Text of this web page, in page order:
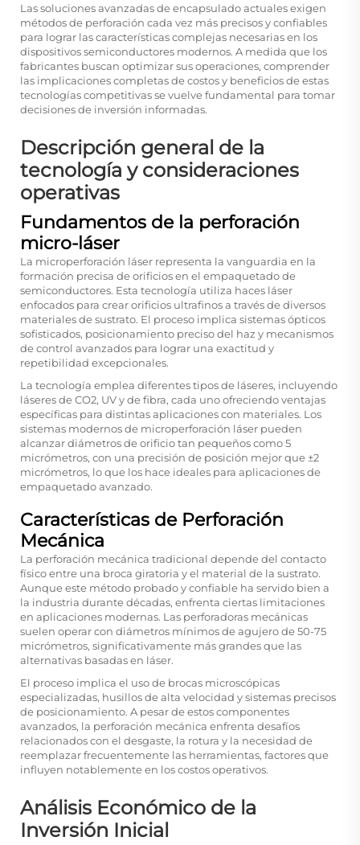
Las soluciones avanzadas de encapsulado actuales exigen
métodos de perforación cada vez más precisos y confiables
para lograr las características complejas necesarias en los
dispositivos semiconductores modernos. A medida que los
fabricantes buscan optimizar sus operaciones, comprender
las implicaciones completas de costos y beneficios de estas
tecnologías competitivas se vuelve fundamental para tomar
decisiones de inversión informadas.
Descripción general de la
tecnología y consideraciones
operativas
Fundamentos de la perforación
micro-láser
La microperforación láser representa la vanguardia en la
formación precisa de orificios en el empaquetado de
semiconductores. Esta tecnología utiliza haces láser
enfocados para crear orificios ultrafinos a través de diversos
materiales de sustrato. El proceso implica sistemas ópticos
sofisticados, posicionamiento preciso del haz y mecanismos
de control avanzados para lograr una exactitud y
repetibilidad excepcionales.
La tecnología emplea diferentes tipos de láseres, incluyendo
láseres de CO2, UV y de fibra, cada uno ofreciendo ventajas
específicas para distintas aplicaciones con materiales. Los
sistemas modernos de microperforación láser pueden
alcanzar diámetros de orificio tan pequeños como 5
micrómetros, con una precisión de posición mejor que ±2
micrómetros, lo que los hace ideales para aplicaciones de
empaquetado avanzado.
Características de Perforación
Mecánica
La perforación mecánica tradicional depende del contacto
físico entre una broca giratoria y el material de la sustrato.
Aunque este método probado y confiable ha servido bien a
la industria durante décadas, enfrenta ciertas limitaciones
en aplicaciones modernas. Las perforadoras mecánicas
suelen operar con diámetros mínimos de agujero de 50-75
micrómetros, significativamente más grandes que las
alternativas basadas en láser.
El proceso implica el uso de brocas microscópicas
especializadas, husillos de alta velocidad y sistemas precisos
de posicionamiento. A pesar de estos componentes
avanzados, la perforación mecánica enfrenta desafíos
relacionados con el desgaste, la rotura y la necesidad de
reemplazar frecuentemente las herramientas, factores que
influyen notablemente en los costos operativos.
Análisis Económico de la
Inversión Inicial